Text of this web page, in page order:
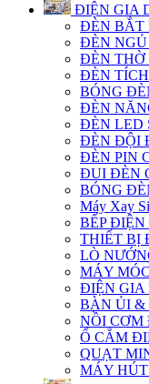
ĐIỆN GIA
ĐÈN BẮT
ĐÈN
ĐÈN THỜ
ĐÈN
BÓNG
ĐÈN
ĐÈN LED
ĐÈN ĐỘI
ĐÈN PIN
ĐUI ĐÈN
BÓNG
Máy Xay
BẾP ĐIỆN
THIẾT BỊ
LÒ
MÁY
ĐIỆN GIA
BÀN ỦI &
NỒI
Ổ CẮM
QUẠT
MÁY